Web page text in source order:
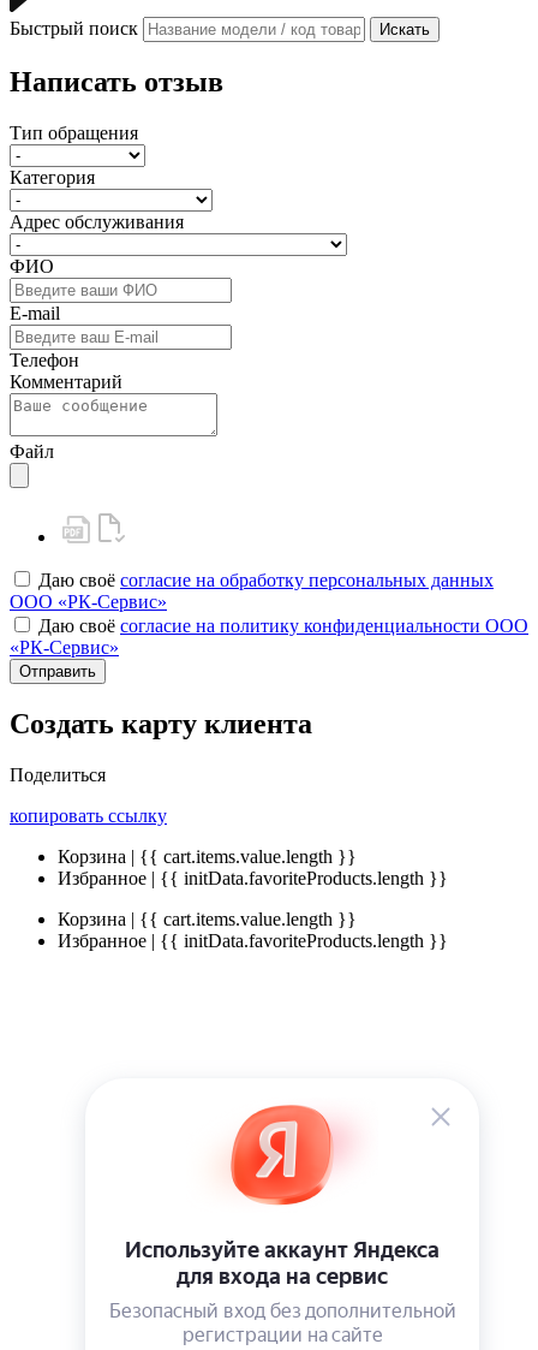
Быстрый поиск Искать
Написать отзыв
Тип обращения
Категория
Адрес обслуживания
ФИО
E-mail
Телефон
Комментарий
Файл
Даю своё согласие на обработку персональных данных
ООО «РК-Сервис»
Даю своё согласие на политику конфиденциальности ООО
«РК-Сервис»
Отправить
Создать карту клиента
Поделиться
копировать ссылку
Корзина | {{ cart.items.value.length }}
Избранное | {{ initData.favoriteProducts.length }}
Корзина | {{ cart.items.value.length }}
Избранное | {{ initData.favoriteProducts.length }}